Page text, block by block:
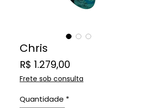
Chris
R$ 1.279,00
Frete sob consulta
Quantidade *